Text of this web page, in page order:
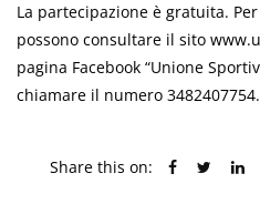
La partecipazione è gratuita.
possono consultare il sito
pagina Facebook “Unione
chiamare il numero 3482407754.
Share this on: